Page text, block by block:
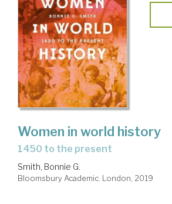
Women in world history
1450 to the present
Smith, Bonnie G.
Bloomsbury Academic. London, 2019